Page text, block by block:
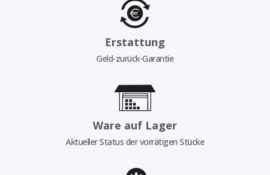
Erstattung
Geld-zurück-Garantie
Ware auf Lager
Aktueller Status der vorrätigen Stücke